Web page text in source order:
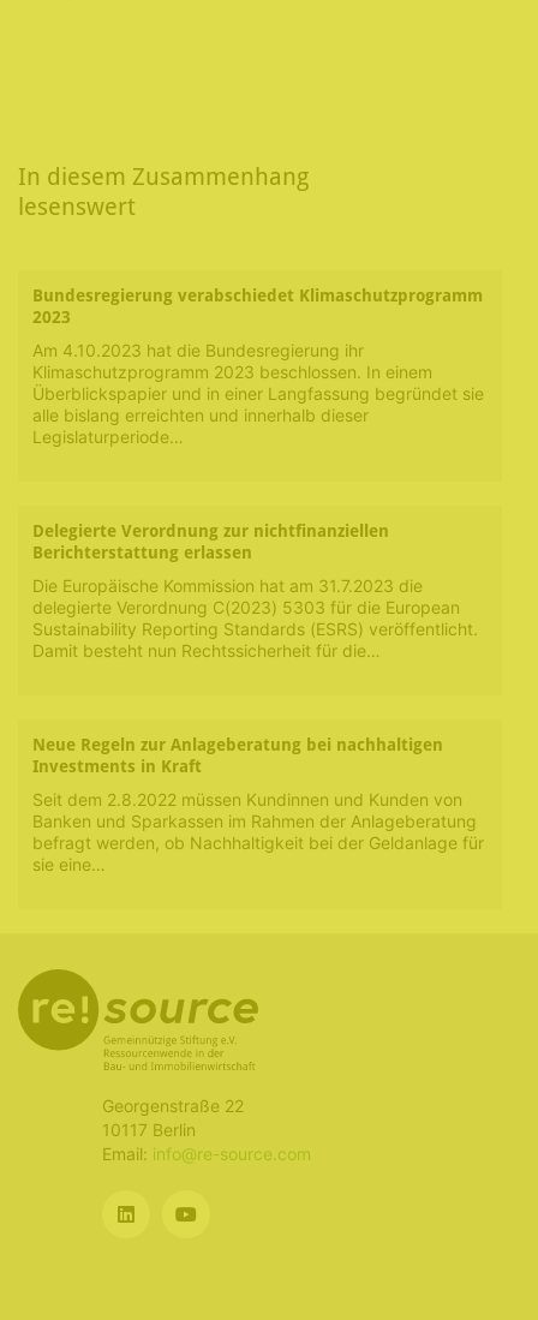
In diesem Zusammenhang
lesenswert
Bundesregierung verabschiedet Klimaschutzprogramm
2023
Am 4.10.2023 hat die Bundesregierung ihr
Klimaschutzprogramm 2023 beschlossen. In einem
Überblickspapier und in einer Langfassung begründet sie
alle bislang erreichten und innerhalb dieser
Legislaturperiode…
Delegierte Verordnung zur nichtfinanziellen
Berichterstattung erlassen
Die Europäische Kommission hat am 31.7.2023 die
delegierte Verordnung C(2023) 5303 für die European
Sustainability Reporting Standards (ESRS) veröffentlicht.
Damit besteht nun Rechtssicherheit für die…
Neue Regeln zur Anlageberatung bei nachhaltigen
Investments in Kraft
Seit dem 2.8.2022 müssen Kundinnen und Kunden von
Banken und Sparkassen im Rahmen der Anlageberatung
befragt werden, ob Nachhaltigkeit bei der Geldanlage für
sie eine…
Georgenstraße 22
10117 Berlin
Email: info@re-source.com